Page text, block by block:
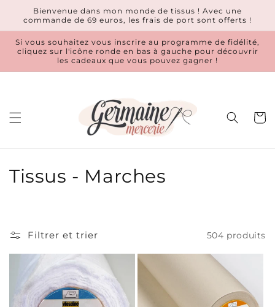
passer
au
Bienvenue dans mon monde de tissus ! Avec une
commande de 69 euros, les frais de port sont offerts !
Si vous souhaitez vous inscrire au programme de fidélité,
cliquez sur l'icône ronde en bas à gauche pour découvrir
les cadeaux que vous pouvez gagner !
Panier
C
c
Tissus - Marches
Filtrer et trier 504 produits